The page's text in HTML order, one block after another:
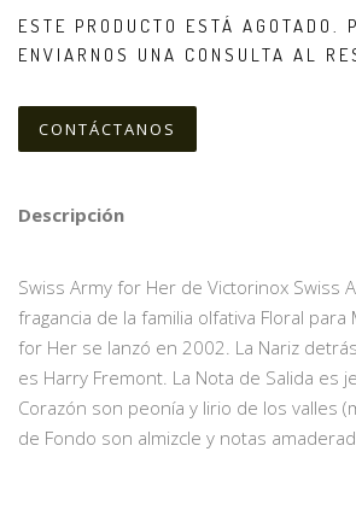
ESTE PRODUCTO ESTÁ AGOTADO.
ENVIARNOS UNA CONSULTA AL
CONTÁCTANOS
Descripción
Swiss Army for Her de Victorinox Swiss
fragancia de la familia olfativa Floral
for Her se lanzó en 2002. La Nariz
es Harry Fremont. La Nota de Salida es
Corazón son peonía y lirio de los valles
de Fondo son almizcle y notas